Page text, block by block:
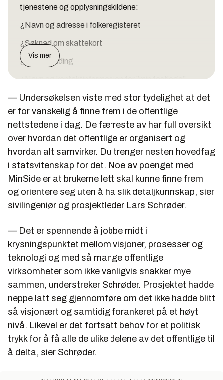
tjenestene og opplysningskildene:
¿Navn og adresse i folkeregisteret
¿Søknad om skattekort
¿Flyttemelding
¿Navn og kontaktinformasjon for ”min fastlege”
¿Bytte av fastlege
¿Bestille helsetrygdkort
¿Bestille serviceberegning for alderspensjon
¿"Mine kjøretøy" inkludert dato for siste periodiske
kontroll og frist for neste kontroll
¿Oversikt over samlet gjeld, siste innbetaling, neste
terminbeløp samt status for søknad om stipend og
lån i Lånekassen
Lånekassen
¿Statusinformasjon for brukere og MinSide hos
Aetat
¿Reservasjon mot direkte reklame
¿Informasjon om mine eiendommer
IKT-Norge
- IKT-Norge er meget godt fornøyd med den jobben
moderniseringsminister Meyer har gjort. Når det er
Vis mer
— Undersøkelsen viste med stor tydelighet at det
er for vanskelig å finne frem i de offentlige
nettstedene i dag. De færreste av har full oversikt
over hvordan det offentlige er organisert og
hvordan alt samvirker. Du trenger nesten hovedfag
i statsvitenskap for det. Noe av poenget med
MinSide er at brukerne lett skal kunne finne frem
og orientere seg uten å ha slik detaljkunnskap, sier
sivilingeniør og prosjektleder Lars Schrøder.
— Det er spennende å jobbe midt i
krysningspunktet mellom visjoner, prosesser og
teknologi og med så mange offentlige
virksomheter som ikke vanligvis snakker mye
sammen, understreker Schrøder. Prosjektet hadde
neppe latt seg gjennomføre om det ikke hadde blitt
så visjonært og samtidig forankeret på et høyt
nivå. Likevel er det fortsatt behov for et politisk
trykk for å få alle de ulike delene av det offentlige til
å delta, sier Schrøder.